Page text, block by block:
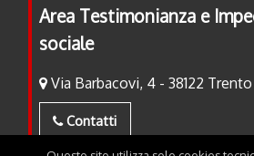
Area Testimonianza e
sociale
Via Barbacovi, 4 - 38122 Trento
Contatti